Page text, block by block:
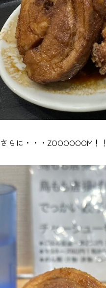
さらに・・・ZOOOOOOM！！